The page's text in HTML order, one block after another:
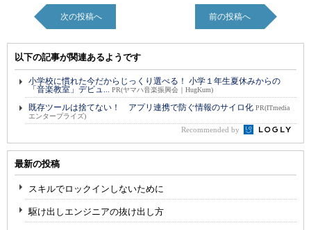
次の投稿へ 前の投稿へ
以下の記事が関連あるようです
小学校に慣れた今だからじっくり選べる！ 小学１年生夏休みからの
「音楽教室」デビュ... PR(ヤマハ音楽振興会｜HugKum)
既存ツールは捨てない！ アプリ連携で防ぐ情報のサイロ化 PR(ITmedia
エンタープライズ)
Recommended by
最新の投稿
スキルでロックインしないために
駆け出しエンジニアの抜け出し方